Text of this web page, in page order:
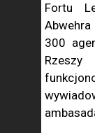
Fortu
Abwehra
300